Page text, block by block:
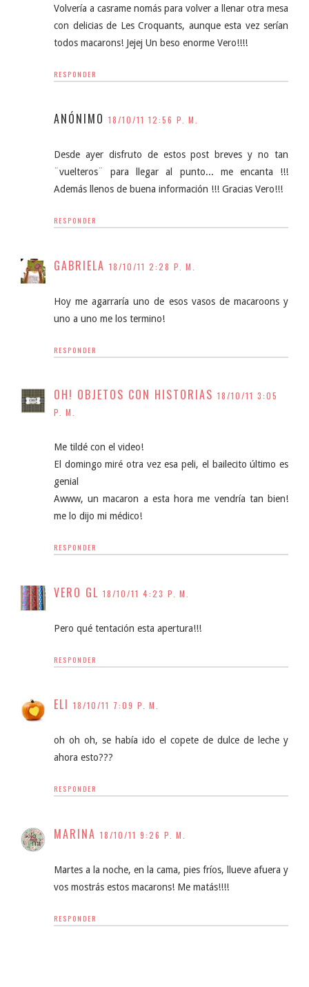
Volvería a casrame nomás para volver a llenar otra mesa
con delicias de Les Croquants, aunque esta vez serían
todos macarons! Jejej Un beso enorme Vero!!!!
RESPONDER
ANÓNIMO 18/10/11 12:56 P. M.
Desde ayer disfruto de estos post breves y no tan
¨vuelteros¨ para llegar al punto... me encanta !!!
Además llenos de buena información !!! Gracias Vero!!!
RESPONDER
GABRIELA 18/10/11 2:28 P. M.
Hoy me agarraría uno de esos vasos de macaroons y
uno a uno me los termino!
RESPONDER
OH! OBJETOS CON HISTORIAS 18/10/11 3:05
P. M.
Me tildé con el video!
El domingo miré otra vez esa peli, el bailecito último es
genial
Awww, un macaron a esta hora me vendría tan bien!
me lo dijo mi médico!
RESPONDER
VERO GL 18/10/11 4:23 P. M.
Pero qué tentación esta apertura!!!
RESPONDER
ELI 18/10/11 7:09 P. M.
oh oh oh, se había ido el copete de dulce de leche y
ahora esto???
RESPONDER
MARINA 18/10/11 9:26 P. M.
Martes a la noche, en la cama, pies fríos, llueve afuera y
vos mostrás estos macarons! Me matás!!!!
RESPONDER